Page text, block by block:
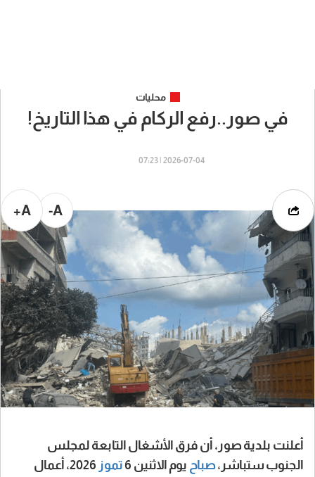
محليات
في صور..رفع الركام في هذا التاريخ!
2026-07-04 | 07:23
A-
A+
أعلنت بلدية صور، أن فرق الأشغال التابعة لمجلس
الجنوب ستباشر،صباح يوم الاثنين 6 تموز
2026، أعمال